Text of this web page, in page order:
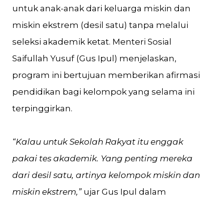
untuk anak-anak dari keluarga miskin dan
miskin ekstrem (desil satu) tanpa melalui
seleksi akademik ketat. Menteri Sosial
Saifullah Yusuf (Gus Ipul) menjelaskan,
program ini bertujuan memberikan afirmasi
pendidikan bagi kelompok yang selama ini
terpinggirkan.
“Kalau untuk Sekolah Rakyat itu enggak
pakai tes akademik. Yang penting mereka
dari desil satu, artinya kelompok miskin dan
miskin ekstrem,” ujar Gus Ipul dalam